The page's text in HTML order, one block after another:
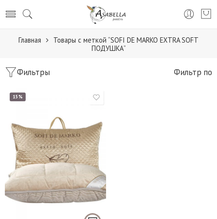
Главная
Товары с меткой “SOFI DE MARKO EXTRA SOFT
ПОДУШКА”
Фильтры Фильтр по
15%
Подушки 50*70 см.